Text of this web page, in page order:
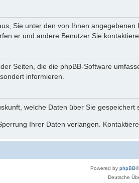
Sie unter den von Ihnen
er und andere Benutzer Sie
Seiten, die die phpBB-Software
informieren.
welche Daten über Sie gespeichert
Ihrer Daten verlangen.
Powered by phpBB
Deutsche